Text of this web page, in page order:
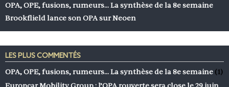
OPA, OPE, fusions, rumeurs… La synthèse de la 8e semaine
Brookflield lance son OPA sur Neoen
LES PLUS COMMENTÉS
OPA, OPE, fusions, rumeurs… La synthèse de la 8e semaine (1)